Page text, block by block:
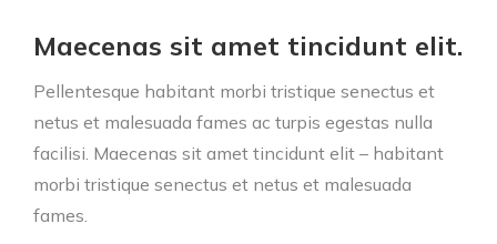
Maecenas sit amet tincidunt elit.
Pellentesque habitant morbi tristique senectus et
netus et malesuada fames ac turpis egestas nulla
facilisi. Maecenas sit amet tincidunt elit – habitant
morbi tristique senectus et netus et malesuada
fames.